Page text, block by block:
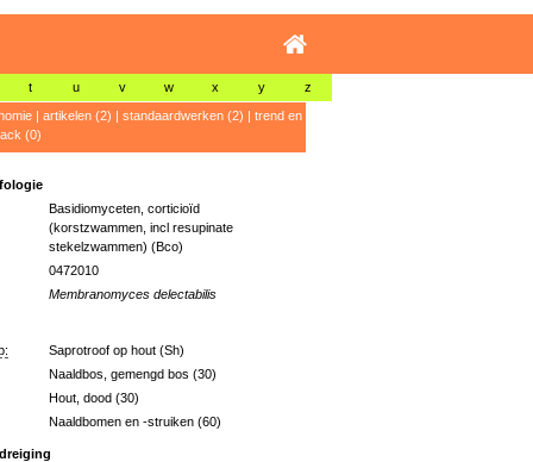
t u v w x y z
| artikelen (2) | standaardwerken (2) | trend en
(0)
Basidiomyceten, corticioïd
(korstzwammen, incl resupinate
stekelzwammen) (Bco)
0472010
Membranomyces delectabilis
Saprotroof op hout (Sh)
Naaldbos, gemengd bos (30)
Hout, dood (30)
Naaldbomen en -struiken (60)